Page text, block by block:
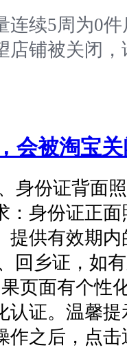
连续5周为0
店铺被关闭
会被淘宝
身份证背面
：身份证正
提供有效期
回乡证，如
页面有个性
认证。温馨
作之后，点